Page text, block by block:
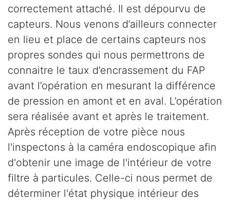
correctement attaché. Il est dépourvu de
capteurs. Nous venons d’ailleurs connecter
en lieu et place de certains capteurs nos
propres sondes qui nous permettrons de
connaitre le taux d’encrassement du FAP
avant l’opération en mesurant la différence
de pression en amont et en aval. L’opération
sera réalisée avant et après le traitement.
Après réception de votre pièce nous
l'inspectons à la caméra endoscopique afin
d'obtenir une image de l'intérieur de votre
filtre à particules. Celle-ci nous permet de
déterminer l'état physique intérieur des